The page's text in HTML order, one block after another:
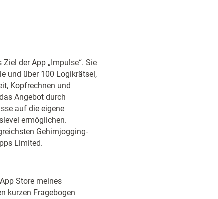
der App „Impulse“. Sie
und über 100 Logikrätsel,
Kopfrechnen und
Angebot durch
auf die eigene
ermöglichen.
Gehirnjogging-
Limited.
Store meines
kurzen Fragebogen